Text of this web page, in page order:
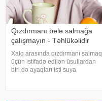
Qızdırmanı belə salmağa
çalışmayın - Təhlükəlidir
Xalq arasında qızdırmanı salmaq
üçün istifadə edilən üsullardan
biri də ayaqları isti suya